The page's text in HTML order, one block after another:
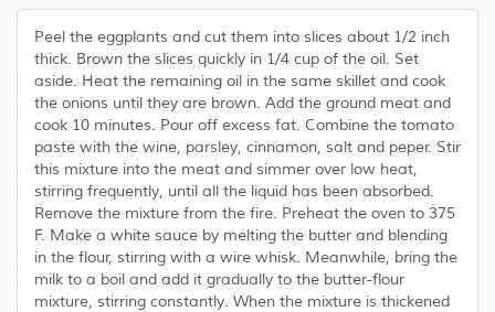
Peel the eggplants and cut them into slices about 1/2 inch
thick. Brown the slices quickly in 1/4 cup of the oil. Set
aside. Heat the remaining oil in the same skillet and cook
the onions until they are brown. Add the ground meat and
cook 10 minutes. Pour off excess fat. Combine the tomato
paste with the wine, parsley, cinnamon, salt and peper. Stir
this mixture into the meat and simmer over low heat,
stirring frequently, until all the liquid has been absorbed.
Remove the mixture from the fire. Preheat the oven to 375
F. Make a white sauce by melting the butter and blending
in the flour, stirring with a wire whisk. Meanwhile, bring the
milk to a boil and add it gradually to the butter-flour
mixture, stirring constantly. When the mixture is thickened